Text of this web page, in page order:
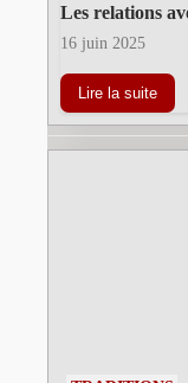
Les relations
16 juin 2025
Lire la suite